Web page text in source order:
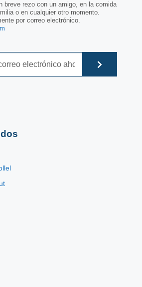
breve rezo con un amigo, en la comida
o en cualquier otro momento.
por correo electrónico.